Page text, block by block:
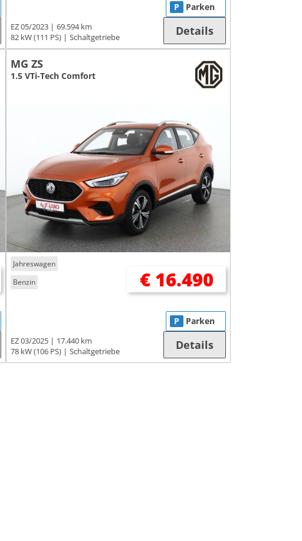
EZ 05/2023
69.594 km
82 kW (111 PS)
Schaltgetriebe
P Parken
Details
MG ZS
1.5 VTi-Tech Comfort
Jahreswagen
Benzin
€ 16.490
EZ 03/2025
17.440 km
78 kW (106 PS)
Schaltgetriebe
P Parken
Details